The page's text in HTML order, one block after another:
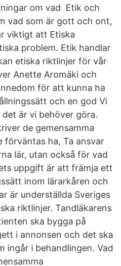
om vad Etik och
vad som är gott och ont,
viktigt att Etiska
problem. Etik handlar
etiska riktlinjer för vår
Anette Aromäki och
för att kunna ha
och en god Vi
är vi behöver göra.
de gemensamma
förväntas ha, Ta ansvar
lär, utan också för vad
uppgift är att främja ett
inom lärarkåren och
är underställda Sveriges
riktlinjer. Tandläkarens
ska bygga på
i annonsen och det ska
ingår i behandlingen. Vad